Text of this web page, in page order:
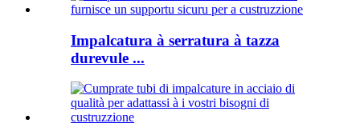
Impalcatura à serratura à tazza
durevule ...